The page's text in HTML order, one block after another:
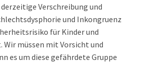
Verschreibung und
und Inkongruenz
für Kinder und
müssen mit Vorsicht und
es um diese gefährdete Gruppe